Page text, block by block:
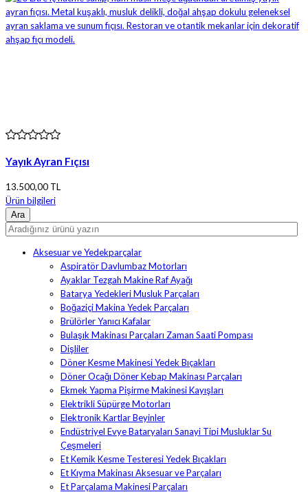
Yayık Ayran Fıçısı
13.500,00 TL
Ürün bilgileri
Aksesuar ve Yedekparçalar
Aspiratör Davlumbaz Motorları
Ayaklar Tezgah Makine Raf Ayağı
Batarya Yedekleri Musluk Parçaları
Boğaziçi Makina Yedek Parçaları
Brülörler Yanıcı Kafalar
Bulaşık Makinası Parçaları Zaman Saati Pompası
Dişliler
Döner Kesme Makinesi Yedek Bıçakları
Döner Ocağı Döner Kebap Makinası Parçaları
Ekmek Yapma Pişirme Makinesi Kayışları
Elektrikli Süpürge Motorları
Elektronik Kartlar Beyinler
Endüstriyel Evye Bataryaları Sanayi Tipi Musluklar Su
Çeşmeleri
Et Kemik Kesme Testeresi Yedek Bıçakları
Et Kıyma Makinası Aksesuar ve Parçaları
Et Parçalama Makinesi Parçaları